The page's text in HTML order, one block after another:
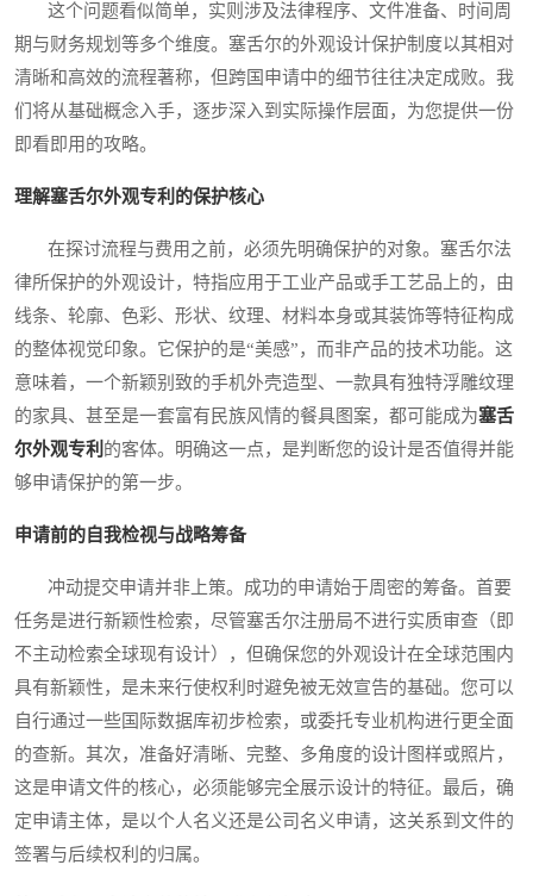
这个问题看似简单，实则涉及法律程序、文件准备、时间周
期与财务规划等多个维度。塞舌尔的外观设计保护制度以其相对
清晰和高效的流程著称，但跨国申请中的细节往往决定成败。我
们将从基础概念入手，逐步深入到实际操作层面，为您提供一份
即看即用的攻略。
理解塞舌尔外观专利的保护核心
在探讨流程与费用之前，必须先明确保护的对象。塞舌尔法
律所保护的外观设计，特指应用于工业产品或手工艺品上的，由
线条、轮廓、色彩、形状、纹理、材料本身或其装饰等特征构成
的整体视觉印象。它保护的是“美感”，而非产品的技术功能。这
意味着，一个新颖别致的手机外壳造型、一款具有独特浮雕纹理
的家具、甚至是一套富有民族风情的餐具图案，都可能成为塞舌
尔外观专利 的客体。明确这一点，是判断您的设计是否值得并能
够申请保护的第一步。
申请前的自我检视与战略筹备
冲动提交申请并非上策。成功的申请始于周密的筹备。首要
任务是进行新颖性检索，尽管塞舌尔注册局不进行实质审查（即
不主动检索全球现有设计），但确保您的外观设计在全球范围内
具有新颖性，是未来行使权利时避免被无效宣告的基础。您可以
自行通过一些国际数据库初步检索，或委托专业机构进行更全面
的查新。其次，准备好清晰、完整、多角度的设计图样或照片，
这是申请文件的核心，必须能够完全展示设计的特征。最后，确
定申请主体，是以个人名义还是公司名义申请，这关系到文件的
签署与后续权利的归属。